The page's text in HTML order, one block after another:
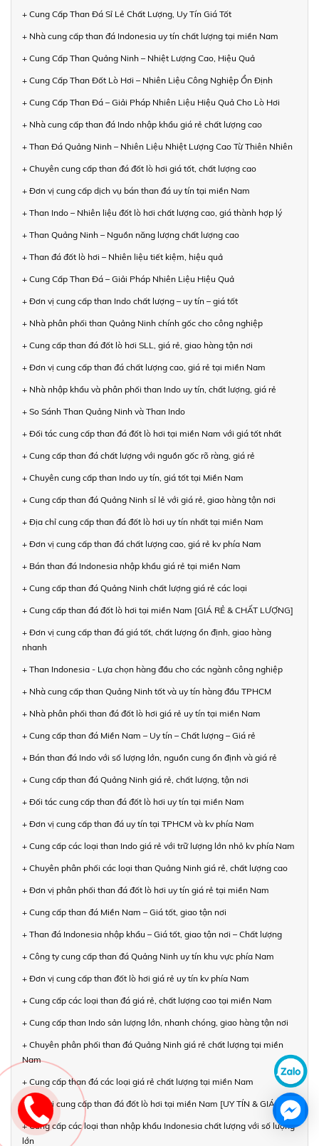
+ Cung Cấp Than Đá Sỉ Lẻ Chất Lượng, Uy Tín Giá Tốt
+ Nhà cung cấp than đá Indonesia uy tín chất lượng tại miền Nam
+ Cung Cấp Than Quảng Ninh – Nhiệt Lượng Cao, Hiệu Quả
+ Cung Cấp Than Đốt Lò Hơi – Nhiên Liệu Công Nghiệp Ổn Định
+ Cung Cấp Than Đá – Giải Pháp Nhiên Liệu Hiệu Quả Cho Lò Hơi
+ Nhà cung cấp than đá Indo nhập khẩu giá rẻ chất lượng cao
+ Than Đá Quảng Ninh – Nhiên Liệu Nhiệt Lượng Cao Từ Thiên Nhiên
+ Chuyên cung cấp than đá đốt lò hơi giá tốt, chất lượng cao
+ Đơn vị cung cấp dịch vụ bán than đá uy tín tại miền Nam
+ Than Indo – Nhiên liệu đốt lò hơi chất lượng cao, giá thành hợp lý
+ Than Quảng Ninh – Nguồn năng lượng chất lượng cao
+ Than đá đốt lò hơi – Nhiên liệu tiết kiệm, hiệu quả
+ Cung Cấp Than Đá – Giải Pháp Nhiên Liệu Hiệu Quả
+ Đơn vị cung cấp than Indo chất lượng – uy tín – giá tốt
+ Nhà phân phối than Quảng Ninh chính gốc cho công nghiệp
+ Cung cấp than đá đốt lò hơi SLL, giá rẻ, giao hàng tận nơi
+ Đơn vị cung cấp than đá chất lượng cao, giá rẻ tại miền Nam
+ Nhà nhập khẩu và phân phối than Indo uy tín, chất lượng, giá rẻ
+ So Sánh Than Quảng Ninh và Than Indo
+ Đối tác cung cấp than đá đốt lò hơi tại miền Nam với giá tốt nhất
+ Cung cấp than đá chất lượng với nguồn gốc rõ ràng, giá rẻ
+ Chuyên cung cấp than Indo uy tín, giá tốt tại Miền Nam
+ Cung cấp than đá Quảng Ninh sỉ lẻ với giá rẻ, giao hàng tận nơi
+ Địa chỉ cung cấp than đá đốt lò hơi uy tín nhất tại miền Nam
+ Đơn vị cung cấp than đá chất lượng cao, giá rẻ kv phía Nam
+ Bán than đá Indonesia nhập khẩu giá rẻ tại miền Nam
+ Cung cấp than đá Quảng Ninh chất lượng giá rẻ các loại
+ Cung cấp than đá đốt lò hơi tại miền Nam [GIÁ RẺ & CHẤT LƯỢNG]
+ Đơn vị cung cấp than đá giá tốt, chất lượng ổn định, giao hàng
nhanh
+ Than Indonesia - Lựa chọn hàng đầu cho các ngành công nghiệp
+ Nhà cung cấp than Quảng Ninh tốt và uy tín hàng đầu TPHCM
+ Nhà phân phối than đá đốt lò hơi giá rẻ uy tín tại miền Nam
+ Cung cấp than đá Miền Nam – Uy tín – Chất lượng – Giá rẻ
+ Bán than đá Indo với số lượng lớn, nguồn cung ổn định và giá rẻ
+ Cung cấp than đá Quảng Ninh giá rẻ, chất lượng, tận nơi
+ Đối tác cung cấp than đá đốt lò hơi uy tín tại miền Nam
+ Đơn vị cung cấp than đá uy tín tại TPHCM và kv phía Nam
+ Cung cấp các loại than Indo giá rẻ với trữ lượng lớn nhỏ kv phía Nam
+ Chuyên phân phối các loại than Quảng Ninh giá rẻ, chất lượng cao
+ Đơn vị phân phối than đá đốt lò hơi uy tín giá rẻ tại miền Nam
+ Cung cấp than đá Miền Nam – Giá tốt, giao tận nơi
+ Than đá Indonesia nhập khẩu – Giá tốt, giao tận nơi – Chất lượng
+ Công ty cung cấp than đá Quảng Ninh uy tín khu vực phía Nam
+ Đơn vị cung cấp than đốt lò hơi giá rẻ uy tín kv phía Nam
+ Cung cấp các loại than đá giá rẻ, chất lượng cao tại miền Nam
+ Cung cấp than Indo sản lượng lớn, nhanh chóng, giao hàng tận nơi
+ Chuyên phân phối than đá Quảng Ninh giá rẻ chất lượng tại miền
Nam
+ Cung cấp than đá các loại giá rẻ chất lượng tại miền Nam
+ Đơn vị cung cấp than đá đốt lò hơi tại miền Nam [UY TÍN & GIÁ TỐT]
+ Cung cấp các loại than nhập khẩu Indonesia chất lượng với số lượng
lớn